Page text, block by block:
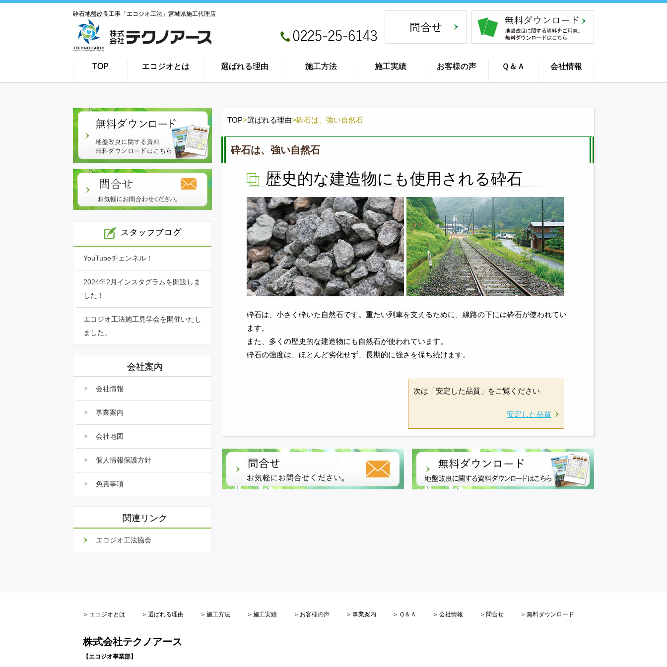
砕石地盤改良工事「エコジオ工法」宮城県施工代理店
TOP エコジオとは 選ばれる理由 施工方法 施工実績 お客様の声 Ｑ＆Ａ 会社情報
TOP>選ばれる理由>砕石は、強い自然石
砕石は、強い自然石
歴史的な建造物にも使用される砕石
砕石は、小さく砕いた自然石です。重たい列車を支えるために、線路の下には砕石が使われてい
ます。
また、多くの歴史的な建造物にも自然石が使われています。
砕石の強度は、ほとんど劣化せず、長期的に強さを保ち続けます。
次は「安定した品質」をご覧ください
安定した品質
YouTubeチェンネル！
2024年2月インスタグラムを開設しま
した！
エコジオ工法施工見学会を開催いたし
ました。
会社案内
会社情報
事業案内
会社地図
個人情報保護方針
免責事項
関連リンク
エコジオ工法協会
エコジオとは 選ばれる理由 施工方法 施工実績 お客様の声 事業案内 Ｑ＆Ａ 会社情報 問合せ 無料ダウンロード
株式会社テクノアース
【エコジオ事業部】